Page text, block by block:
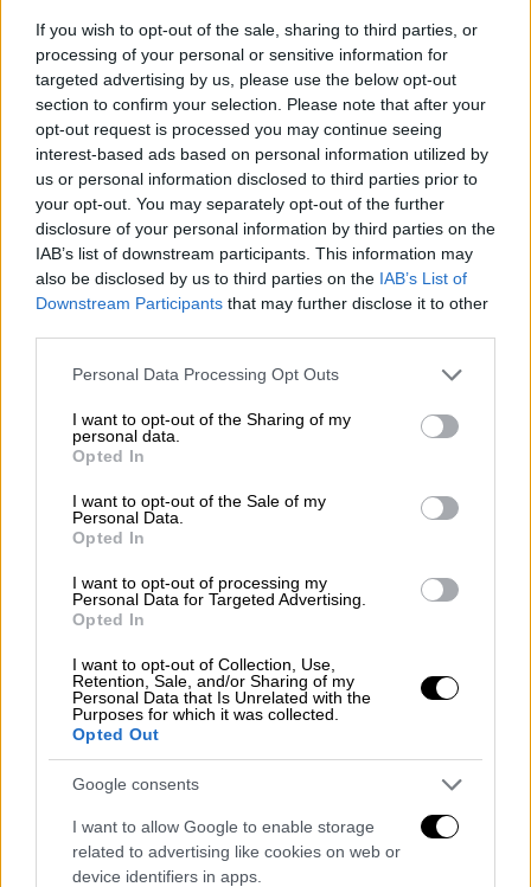
If you wish to opt-out of the sale, sharing to third parties, or
processing of your personal or sensitive information for
targeted advertising by us, please use the below opt-out
section to confirm your selection. Please note that after your
opt-out request is processed you may continue seeing
interest-based ads based on personal information utilized by
us or personal information disclosed to third parties prior to
your opt-out. You may separately opt-out of the further
disclosure of your personal information by third parties on the
IAB’s list of downstream participants. This information may
also be disclosed by us to third parties on the IAB’s List of
Downstream Participants that may further disclose it to other
Please note that this website/app uses one or more Google
not limited to your visit or usage behaviour. You may click to
grant or deny consent to Google and its third-party tags to
use your data for below specified purposes in below Google
consent section.
Personal Data Processing Opt Outs
I want to opt-out of the Sharing of my
personal data.
Opted In
I want to opt-out of the Sale of my
Personal Data.
Opted In
I want to opt-out of processing my
Personal Data for Targeted Advertising.
Opted In
I want to opt-out of Collection, Use,
Retention, Sale, and/or Sharing of my
Personal Data that Is Unrelated with the
Purposes for which it was collected.
Opted Out
Google consents
I want to allow Google to enable storage
related to advertising like cookies on web or
device identifiers in apps.
Λούβρο. Κάτω από σωρό πέτρες, η αξίνα του
έδωσε ξανά το φως στα μάτια της θεάς
Αφροδίτης.
Διαβάστε επίσης:Aφροδίτη της Μήλου: Πώς
κατάφεραν να την αρπάξουν οι Γάλλοι
Ένα υπέροχο άγαλμα, από τον κορμό και
πάνω, είχε ανακαλυφθεί. Ο ΓάλλοςΟλιβιέ
Βουτιέ, αξιωματικός του πλοίου «Εσταφέτ»
κοντά, κατάλαβε την αξία του ευρήματος,
έπεισε το γεωργό να βρει και το υπόλοιπο
μισό και αφού ήρθε κι αυτό στην επιφάνεια,
Ο Βουτιέ ανακοίνωσε την ανακάλυψη στον
υποπρόξενο της
τότε ήταν σταθμός ανεφοδιασμού του
γαλλικού ναυτικού. Η ιστορία είναι μεγάλη
και δεν προσφέρεται ο παρόν χώρος για να
την αναπτύξουμε. Το υπέροχο άγαλμα του
τέλους ελληνιστικής - αρχών ρωμαϊκής
εποχής «ταξίδεψε» στη Γαλλία ως δώρο
στον βασιλιά Λουδοβίκο ΙΗ κι εκείνος
δώρισε το δώρο στο μουσείο του Λούβρου,
όπου μέχρι σήμερα γοητεύει τους
επισκέπτες. Θεά Αφροδίτη, είναι αυτή…